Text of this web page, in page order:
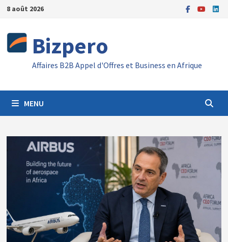
Passer
contenu
8 août 2026
Bizpero
Affaires B2B Appel d'Offres et Business en Afrique
MENU